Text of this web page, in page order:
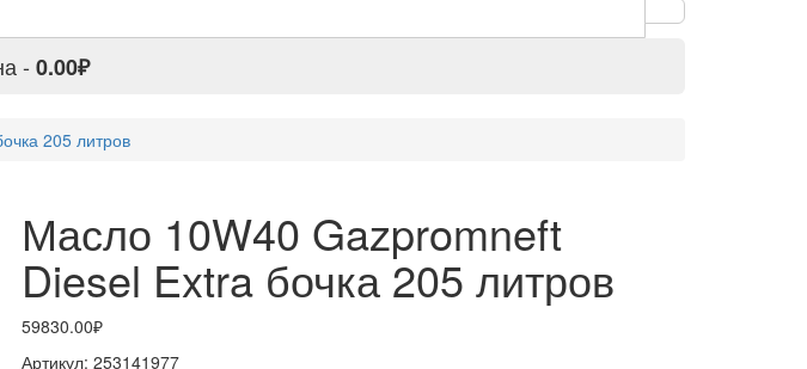
- 0.00₽
205 литров
Масло 10W40 Gazpromneft
Diesel Extra бочка 205 литров
59830.00₽
Артикул: 253141977